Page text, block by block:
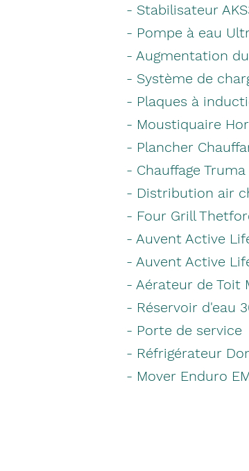
- Stabilisateur
- Pompe à eau
- Augmentation du
- Système de
- Plaques à
- Moustiquaire
- Plancher
- Chauffage
- Distribution air
- Four Grill
- Auvent Active
- Auvent Active
- Aérateur de Toit
- Réservoir d'eau
- Porte de service
- Réfrigérateur
- Mover Enduro